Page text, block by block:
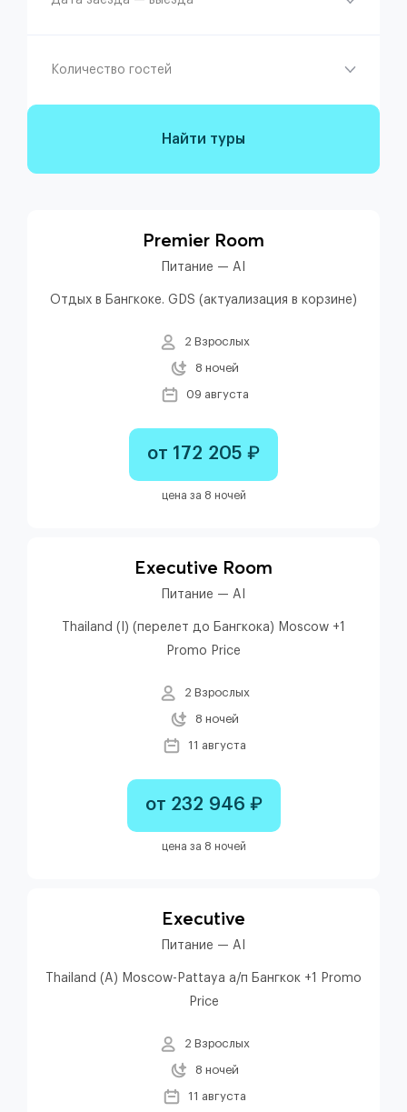
Количество гостей
Найти туры
Premier Room
Питание — AI
Отдых в Бангкоке. GDS (актуализация в корзине)
2 Взрослых
8 ночей
09 августа
от 172 205 ₽
цена за 8 ночей
Executive Room
Питание — AI
Thailand (I) (перелет до Бангкока) Moscow +1
Promo Price
2 Взрослых
8 ночей
11 августа
от 232 946 ₽
цена за 8 ночей
Executive
Питание — AI
Thailand (A) Moscow-Pattaya а/п Бангкок +1 Promo
Price
2 Взрослых
8 ночей
11 августа